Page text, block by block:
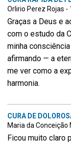
Orlirio Perez Rojas -
Graças a Deus e
com o estudo da
minha
afirmando — a
me ver como a
harmonia.
CURA DE
Maria da
Ficou muito claro